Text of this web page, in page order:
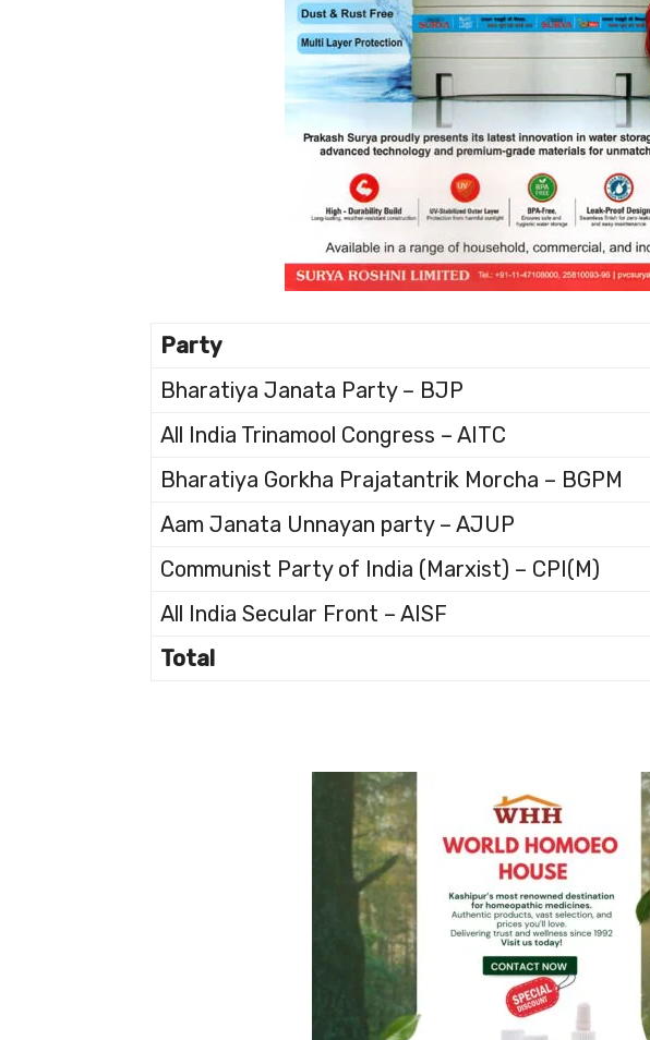
Party
Bharatiya Janata Party – BJP
All India Trinamool Congress – AITC
Bharatiya Gorkha Prajatantrik Morcha – BGPM
Aam Janata Unnayan party – AJUP
Communist Party of India (Marxist) – CPI(M)
All India Secular Front – AISF
Total